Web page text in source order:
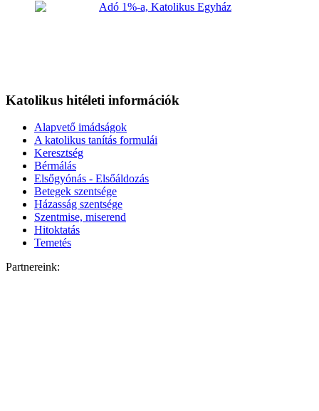
Katolikus hitéleti információk
Alapvető imádságok
A katolikus tanítás formulái
Keresztség
Bérmálás
Elsőgyónás - Elsőáldozás
Betegek szentsége
Házasság szentsége
Szentmise, miserend
Hitoktatás
Temetés
Partnereink: